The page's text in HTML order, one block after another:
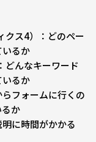
クス4）：どのペー
るか
どんなキーワード
るか
フォームに行くの
か
に時間がかかる